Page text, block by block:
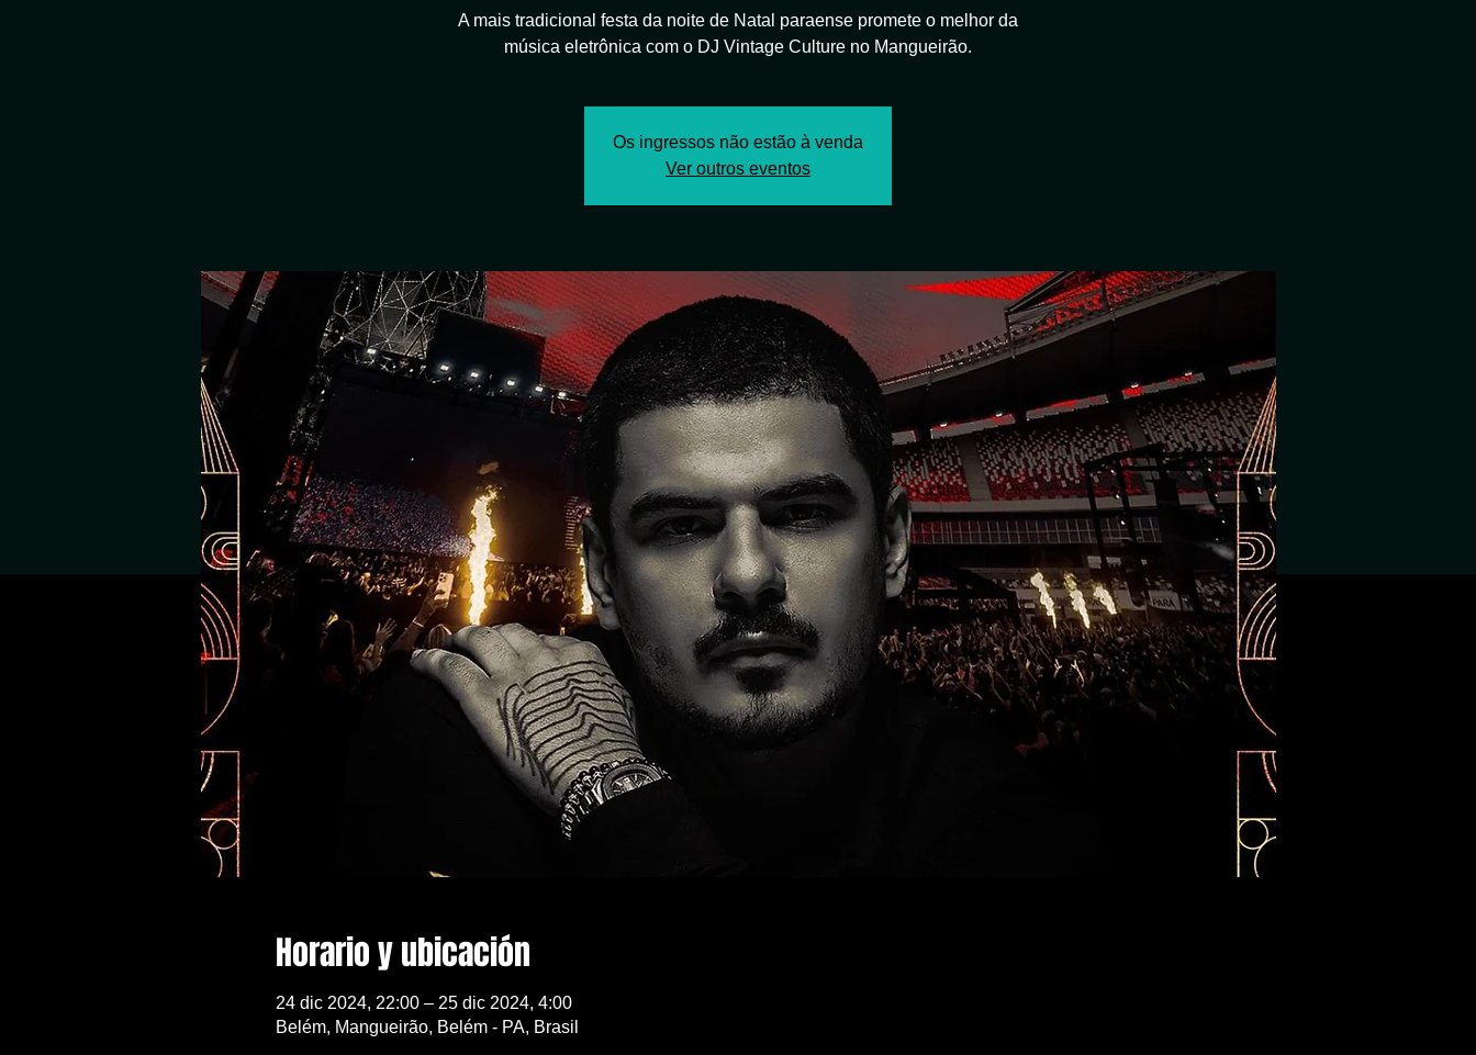
A mais tradicional festa da noite de Natal paraense promete o melhor da
música eletrônica com o DJ Vintage Culture no Mangueirão.
Os ingressos não estão à venda
Ver outros eventos
Horario y ubicación
24 dic 2024, 22:00 – 25 dic 2024, 4:00
Belém, Mangueirão, Belém - PA, Brasil